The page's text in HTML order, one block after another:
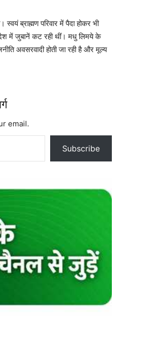
ब्राह्मण परिवार में पैदा होकर भी
में जुबानें कट रही थीं। मधु लिमये के
अवसरवादी होती जा रही है और मूल्य
email.
Subscribe